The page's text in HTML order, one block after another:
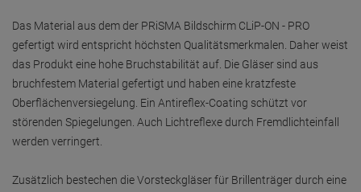
Das Material aus dem der PRiSMA Bildschirm CLiP-ON - PRO
gefertigt wird entspricht höchsten Qualitätsmerkmalen. Daher weist
das Produkt eine hohe Bruchstabilität auf. Die Gläser sind aus
bruchfestem Material gefertigt und haben eine kratzfeste
Oberflächenversiegelung. Ein Antireflex-Coating schützt vor
störenden Spiegelungen. Auch Lichtreflexe durch Fremdlichteinfall
werden verringert.
Zusätzlich bestechen die Vorsteckgläser für Brillenträger durch eine